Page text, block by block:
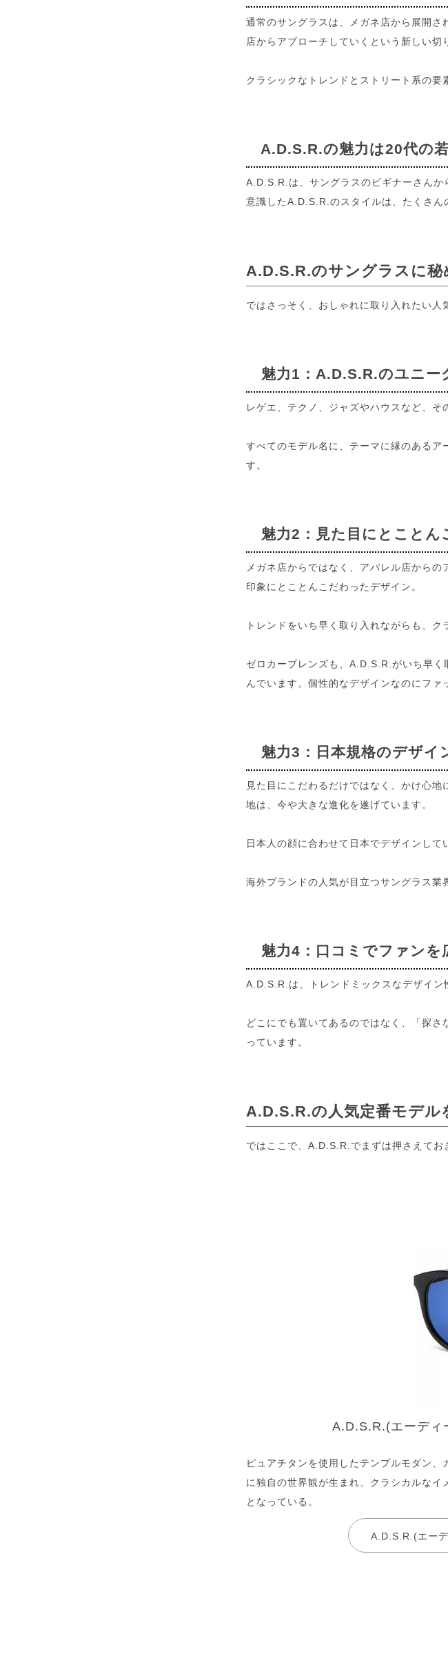
通常のサングラスは、メガネ店から展開
店からアプローチしていくという新しい
クラシックなトレンドとストリート系の要
A.D.S.R.の魅力は20代の
A.D.S.R.は、サングラスのビギナーさん
意識したA.D.S.R.のスタイルは、たくさん
A.D.S.R.のサングラスに秘
ではさっそく、おしゃれに取り入れたい人
魅力1：A.D.S.R.のユニー
レゲエ、テクノ、ジャズやハウスなど、
すべてのモデル名に、テーマに縁のある
す。
魅力2：見た目にとことん
メガネ店からではなく、アパレル店から
印象にとことんこだわったデザイン。
トレンドをいち早く取り入れながらも、
ゼロカーブレンズも、A.D.S.R.がいち早
んでいます。個性的なデザインなのにファ
魅力3：日本規格のデザイ
見た目にこだわるだけではなく、かけ心
地は、今や大きな進化を遂げています。
日本人の顔に合わせて日本でデザインして
海外ブランドの人気が目立つサングラス業
魅力4：口コミでファンを
A.D.S.R.は、トレンドミックスなデザイン
どこにでも置いてあるのではなく、「探
っています。
A.D.S.R.の人気定番モデル
ではここで、A.D.S.R.でまずは押さえてお
A.D.S.R.(エーデ
ピュアチタンを使用したテンプルモダン
に独自の世界観が生まれ、クラシカルな
となっている。
A.D.S.R.(エー